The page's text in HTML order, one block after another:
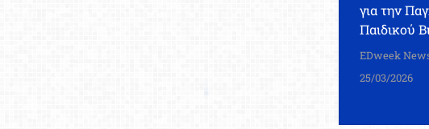
για την
Παιδικού
EDweek
25/03/2026